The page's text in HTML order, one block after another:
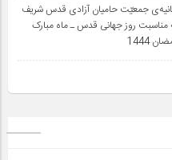
جمعیّت حامیان آزادی قدس شریف
مناسبت روز جهانی قدس ـ ماه مبارک
1444